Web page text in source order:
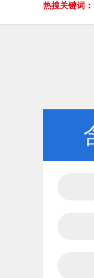
热搜关键词：